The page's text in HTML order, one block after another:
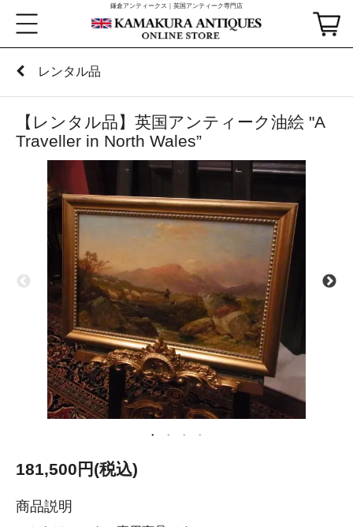
鎌倉アンティークス｜英国アンティーク専門店
レンタル品
【レンタル品】英国アンティーク油絵 "A
Traveller in North Wales”
181,500円(税込)
商品説明